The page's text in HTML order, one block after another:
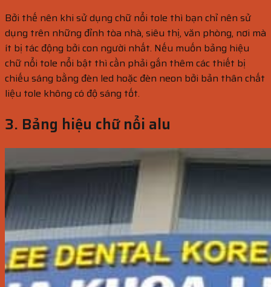
Bởi thế nên khi sử dụng chữ nổi tole thì bạn chỉ nên sử
dụng trên những đỉnh tòa nhà, siêu thị, văn phòng, nơi mà
ít bị tác động bởi con người nhất. Nếu muốn bảng hiệu
chữ nổi tole nổi bật thì cần phải gắn thêm các thiết bị
chiếu sáng bằng đèn led hoặc đèn neon bởi bản thân chất
liệu tole không có độ sáng tốt.
3. Bảng hiệu chữ nổi alu